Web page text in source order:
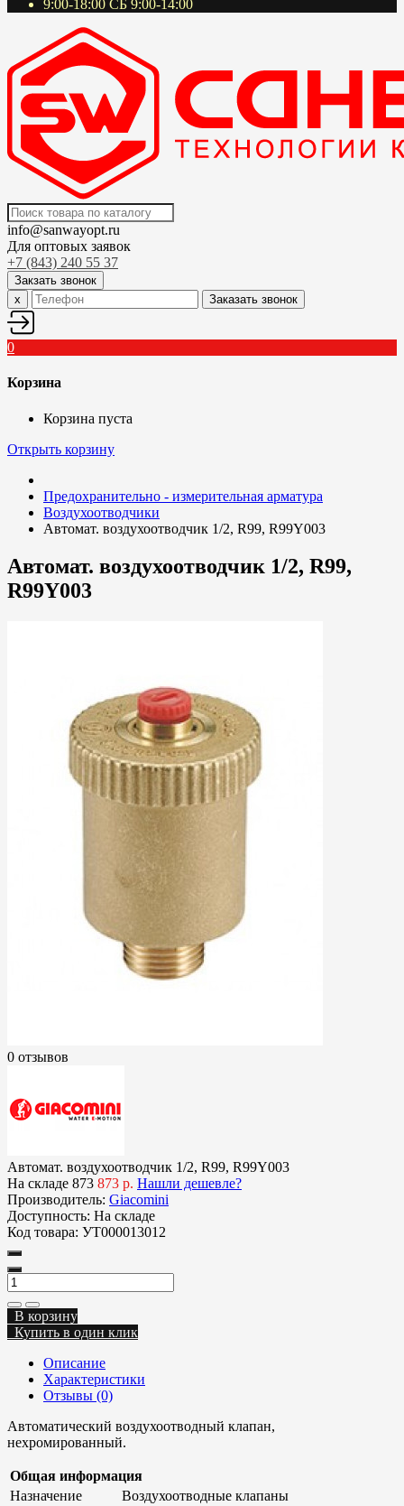
9:00-18:00 СБ 9:00-14:00
info@sanwayopt.ru
Для оптовых заявок
+7 (843) 240 55 37
Закзать звонок
x
Заказать звонок
0
Корзина
Корзина пуста
Открыть корзину
Предохранительно - измерительная арматура
Воздухоотводчики
Автомат. воздухоотводчик 1/2, R99, R99Y003
Автомат. воздухоотводчик 1/2, R99,
R99Y003
0 отзывов
Автомат. воздухоотводчик 1/2, R99, R99Y003
На складе 873 873 р. Нашли дешевле?
Производитель: Giacomini
Доступность: На складе
Код товара: УТ000013012
В корзину
Купить в один клик
Описание
Характеристики
Отзывы (0)
Автоматический воздухоотводный клапан,
нехромированный.
Общая информация
Назначение
Воздухоотводные клапаны